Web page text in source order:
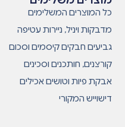
כל המוצרים המשלימים
מדבקות ויניל, ניירות עטיפה
גביעים חבקים קיסמים וסכום
קורצנים, חותכנים וסכינים
אבקת פיות וטושים אכילים
דישוייש המקורי